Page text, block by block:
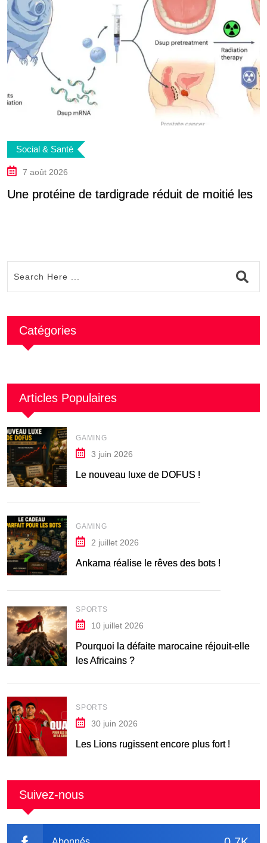
Social & Santé
7 août 2026
Une protéine de tardigrade réduit de moitié les
Catégories
Articles Populaires
GAMING
3 juin 2026
Le nouveau luxe de DOFUS !
GAMING
2 juillet 2026
Ankama réalise le rêves des bots !
SPORTS
10 juillet 2026
Pourquoi la défaite marocaine réjouit-elle
les Africains ?
SPORTS
30 juin 2026
Les Lions rugissent encore plus fort !
Suivez-nous